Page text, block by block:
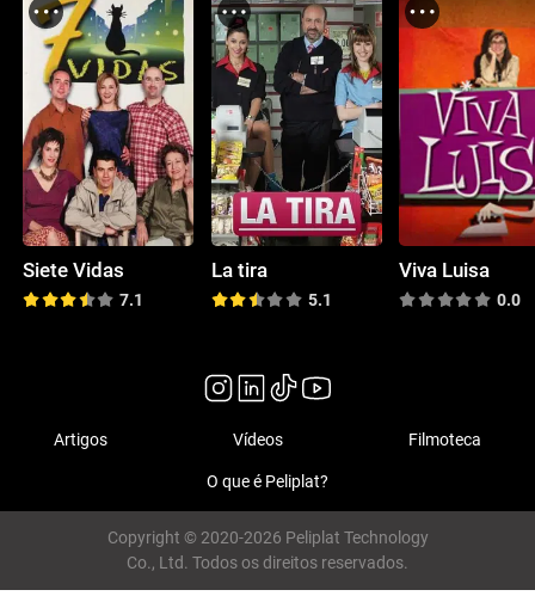
Siete Vidas
7.1
La tira
5.1
Viva Luisa
0.0
Artigos Vídeos Filmoteca
O que é Peliplat?
Copyright © 2020-2026 Peliplat Technology
Co., Ltd. Todos os direitos reservados.